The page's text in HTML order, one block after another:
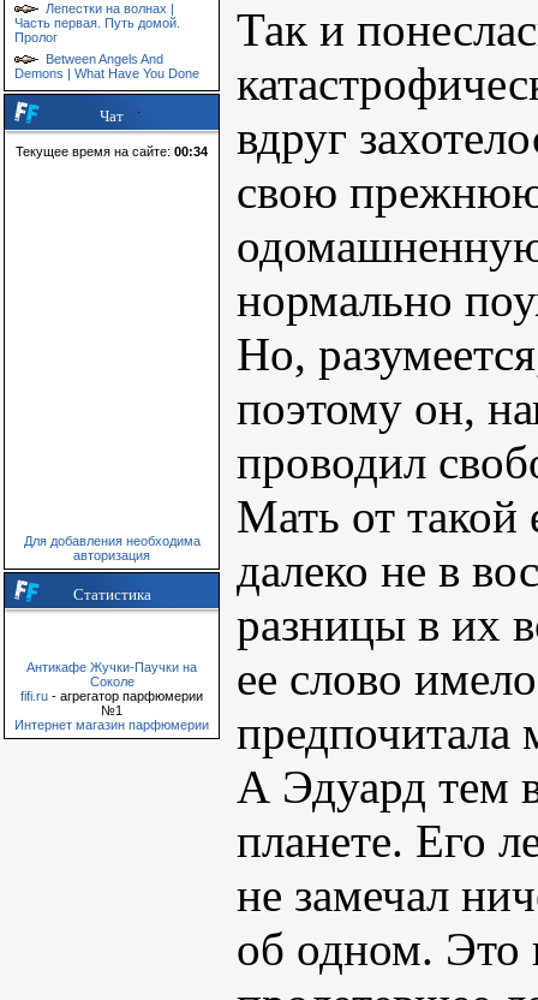
Лепестки на волнах |
Часть первая. Путь домой.
Пролог
Between Angels And
Demons | What Have You Done
Чат
Текущее время на сайте: 00:34
Для добавления необходима
авторизация
Статистика
Антикафе Жучки-Паучки на
Соколе
fifi.ru - агрегатор парфюмерии
№1
Интернет магазин парфюмерии
Так и
вдруг
свою
нормально
Но,
поэтому он,
проводил
Мать от
далеко не в
разницы в их
ее слово
предпочитала
А Эдуард тем
планете. Его
не замечал
об одном. Это